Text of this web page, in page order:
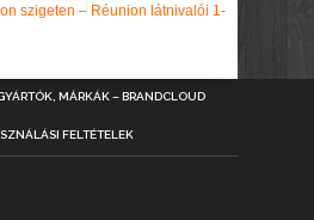
szigeten – Réunion látnivalói 1-
MÁRKÁK – BRANDCLOUD
FELTÉTELEK